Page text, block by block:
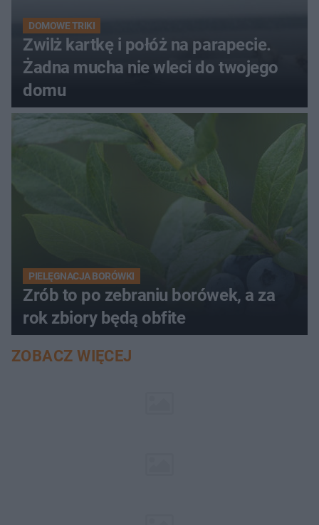
DOMOWE TRIKI
Zwilż kartkę i połóż na parapecie.
Żadna mucha nie wleci do twojego
domu
PIELĘGNACJA BORÓWKI
Zrób to po zebraniu borówek, a za
rok zbiory będą obfite
ZOBACZ WIĘCEJ